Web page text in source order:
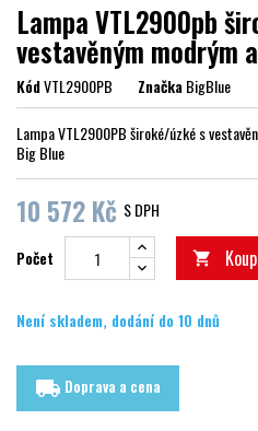
Lampa VTL2900pb
vestavěným modrým
KódVTL2900PB ZnačkaBigBlue
Lampa VTL2900PB široké/úzké s
Big Blue
10 572 Kč S DPH
Počet 
Není skladem, dodání do 10 dnů
local_shipping Doprava a cena